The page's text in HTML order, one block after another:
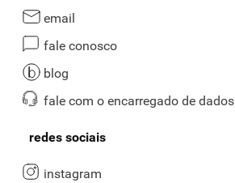
email
fale conosco
blog
fale com o encarregado de dados
redes sociais
instagram